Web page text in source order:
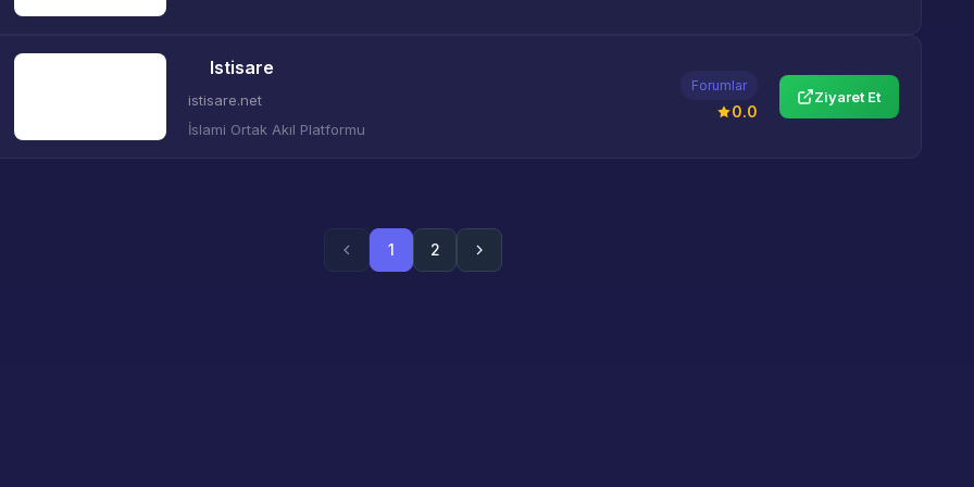
Istisare
istisare.net
İslami Ortak Akıl Platformu
Forumlar
0.0
Ziyaret Et
1 2